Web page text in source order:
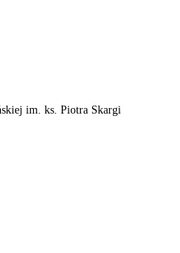
im. ks. Piotra Skargi